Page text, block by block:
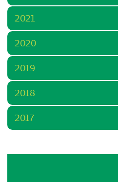
2021
2020
2019
2018
2017